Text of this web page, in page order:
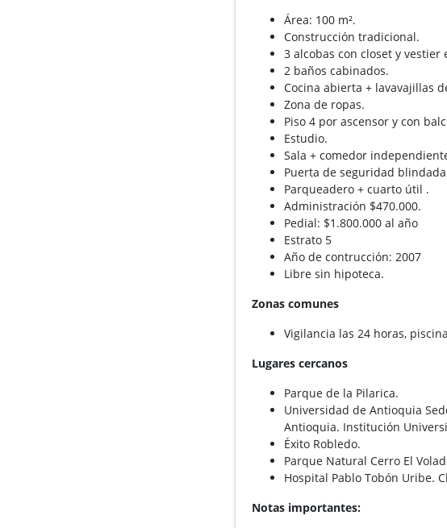
Área: 100 m².
Construcción tradicional.
3 alcobas con closet y
2 baños cabinados.
Cocina abierta + lavavajillas
Zona de ropas.
Piso 4 por ascensor y con
Estudio.
Sala + comedor
Puerta de seguridad
Parqueadero + cuarto útil .
Administración $470.000.
Pedial: $1.800.000 al año
Estrato 5
Año de contrucción: 2007
Libre sin hipoteca.
Zonas comunes
Vigilancia las 24 horas,
Lugares cercanos
Parque de la Pilarica.
Universidad de Antioquia
Antioquia. Institución
Éxito Robledo.
Parque Natural Cerro El
Hospital Pablo Tobón Uribe.
Notas importantes: